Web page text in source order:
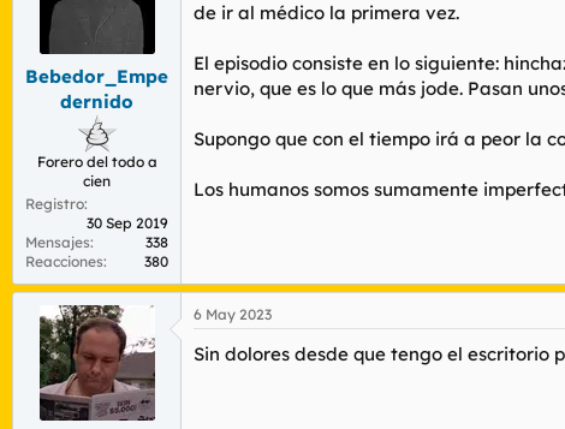
Bebedor_Empe
dernido
Forero del todo a
cien
Registro
30 Sep 2019
Mensajes
338
Reacciones
380
de ir al médico la primera vez.
El episodio consiste en lo siguiente:
nervio, que es lo que más jode. Pasan
Supongo que con el tiempo irá a peor la
Los humanos somos sumamente
6 May 2023
Sin dolores desde que tengo el